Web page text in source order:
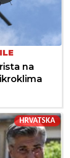
na
HRVATSKA